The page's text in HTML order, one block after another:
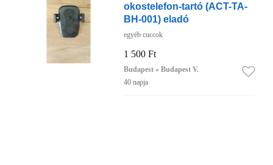
okostelefon-tartó (ACT-TA-
BH-001) eladó
egyéb cuccok
1 500 Ft
Budapest » Budapest V.
40 napja